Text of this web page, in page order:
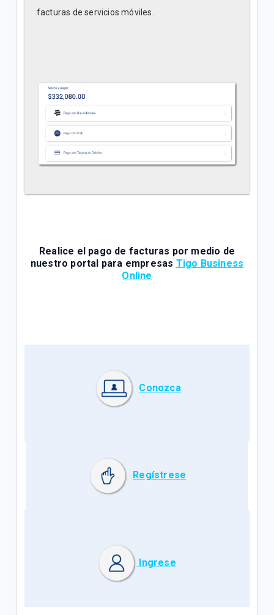
facturas de servicios móviles.
Realice el pago de facturas por medio de
nuestro portal para empresas Tigo Business
Online
Conozca
Regístrese
Ingrese